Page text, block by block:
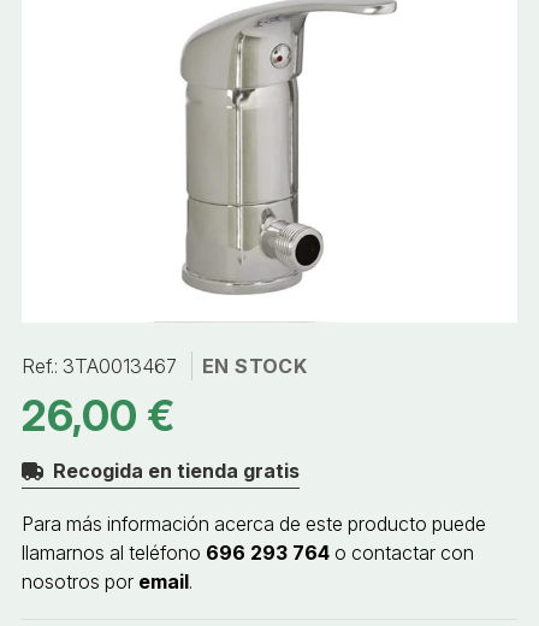
Ref.: 3TA0013467 EN STOCK
26,00 €
Recogida en tienda gratis
Para más información acerca de este producto puede
llamarnos al teléfono 696 293 764o contactar con
nosotros por email.